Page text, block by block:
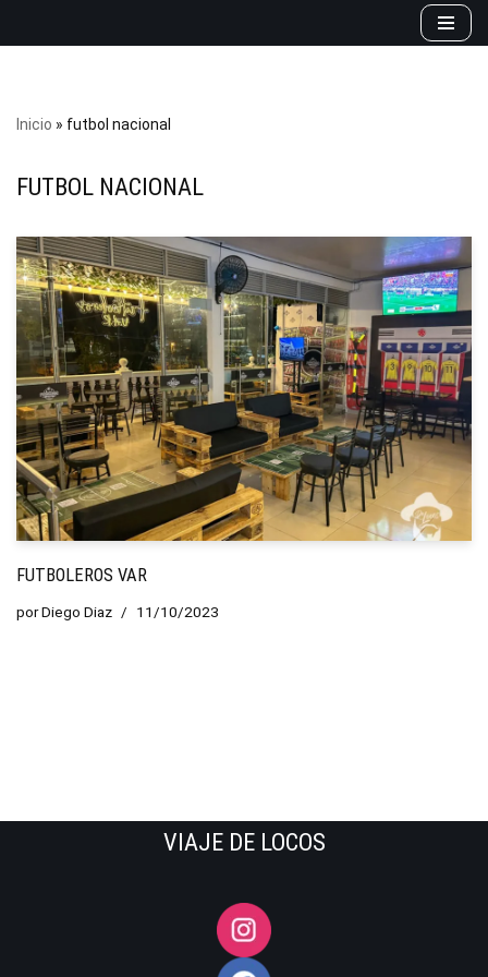
Inicio » futbol nacional
FUTBOL NACIONAL
FUTBOLEROS VAR
porDiego Diaz 11/10/2023
VIAJE DE LOCOS